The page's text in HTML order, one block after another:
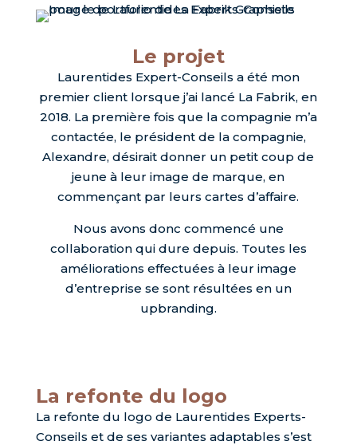
Le projet
Laurentides Expert-Conseils a été mon
premier client lorsque j’ai lancé La Fabrik, en
2018. La première fois que la compagnie m’a
contactée, le président de la compagnie,
Alexandre, désirait donner un petit coup de
jeune à leur image de marque, en
commençant par leurs cartes d’affaire.
Nous avons donc commencé une
collaboration qui dure depuis. Toutes les
améliorations effectuées à leur image
d’entreprise se sont résultées en un
upbranding.
La refonte du logo
La refonte du logo de Laurentides Experts-
Conseils et de ses variantes adaptables s’est